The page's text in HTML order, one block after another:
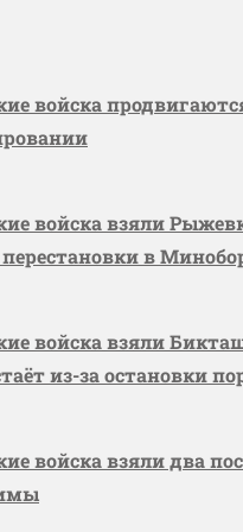
войска
войска взяли
в
войска взяли
из-за остановки
войска взяли два